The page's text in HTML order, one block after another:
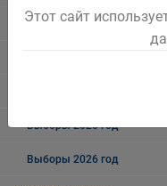
Выборы 2023 год
Выборы 2025 год
Выборы 2026 год
Этот сайт